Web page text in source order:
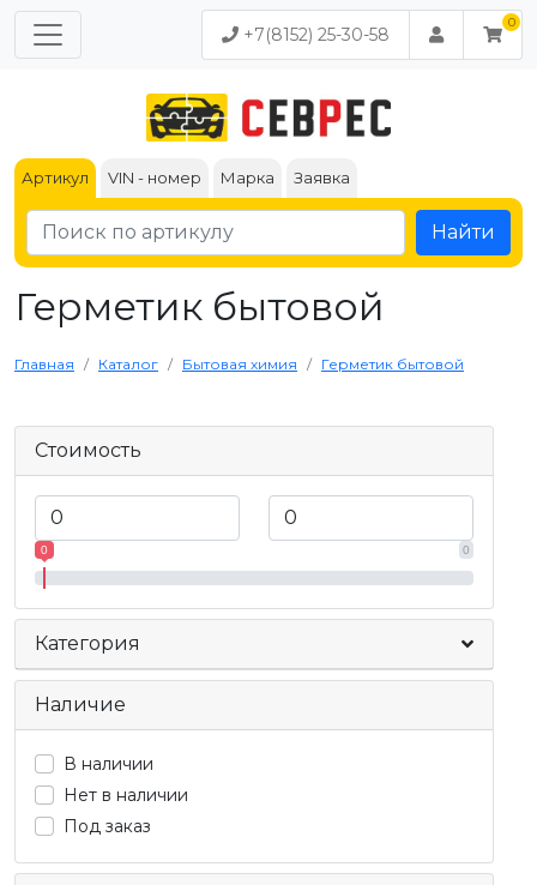
+7(8152) 25-30-58
Артикул VIN - номер Марка Заявка
Найти
Герметик бытовой
Главная Каталог Бытовая химия Герметик бытовой
Стоимость
0
0
Наличие
В наличии
Нет в наличии
Под заказ
Категория